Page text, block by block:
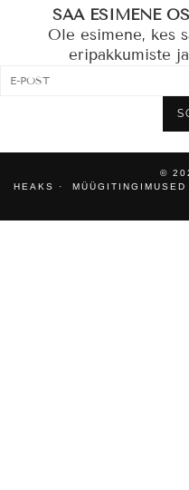
SAA ESIMENE
Ole esimene, kes
eripakkumiste
©
HEAKS
MÜÜGITINGIMUSED